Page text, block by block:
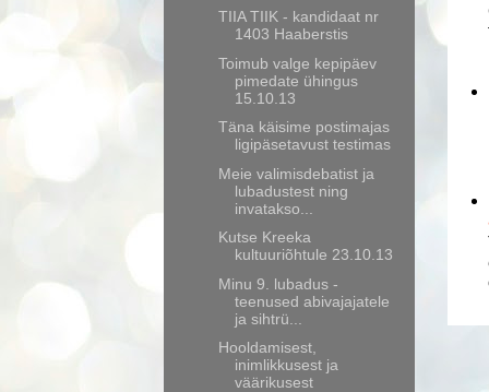
TIIA TIIK - kandidaat nr
1403 Haaberstis
Toimub valge kepipäev
pimedate ühingus
15.10.13
Täna käisime postimajas
ligipäsetavust testimas
Meie valimisdebatist ja
lubadustest ning
invatakso...
Kutse Kreeka
kultuuriõhtule 23.10.13
Minu 9. lubadus -
teenused abivajajatele
ja sihtrü...
Hooldamisest,
inimlikkusest ja
väärikusest